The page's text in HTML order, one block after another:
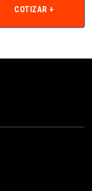
COTIZAR +